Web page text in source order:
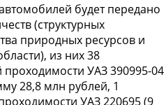
будет передано
(структурных
природных ресурсов и
из них 38
УАЗ 390995-04
28,8 млн рублей, 1
УАЗ 220695 (9